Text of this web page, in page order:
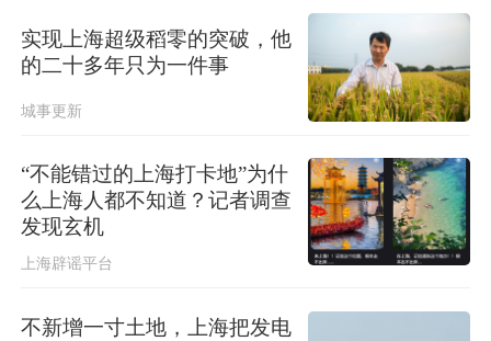
“白海豚”登陆地点更新！中央气象台升
级台风预警
台风“白海豚”影响我国已成定局 即将
进入48小时台风警戒线
实现上海超级稻零的突破，他
的二十多年只为一件事
城事更新
“不能错过的上海打卡地”为什
么上海人都不知道？记者调查
发现玄机
上海辟谣平台
不新增一寸土地，上海把发电